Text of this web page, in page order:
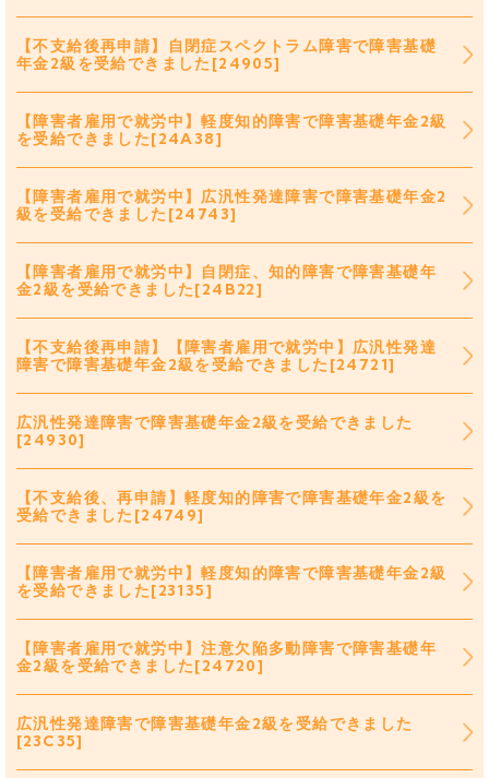
【不支給後再申請】自閉症スペクトラム障害で障害基礎
年金2級を受給できました[24905]
【障害者雇用で就労中】軽度知的障害で障害基礎年金2級
を受給できました[24A38]
【障害者雇用で就労中】広汎性発達障害で障害基礎年金2
級を受給できました[24743]
【障害者雇用で就労中】自閉症、知的障害で障害基礎年
金2級を受給できました[24B22]
【不支給後再申請】【障害者雇用で就労中】広汎性発達
障害で障害基礎年金2級を受給できました[24721]
広汎性発達障害で障害基礎年金2級を受給できました
[24930]
【不支給後、再申請】軽度知的障害で障害基礎年金2級を
受給できました[24749]
【障害者雇用で就労中】軽度知的障害で障害基礎年金2級
を受給できました[23135]
【障害者雇用で就労中】注意欠陥多動障害で障害基礎年
金2級を受給できました[24720]
広汎性発達障害で障害基礎年金2級を受給できました
[23C35]